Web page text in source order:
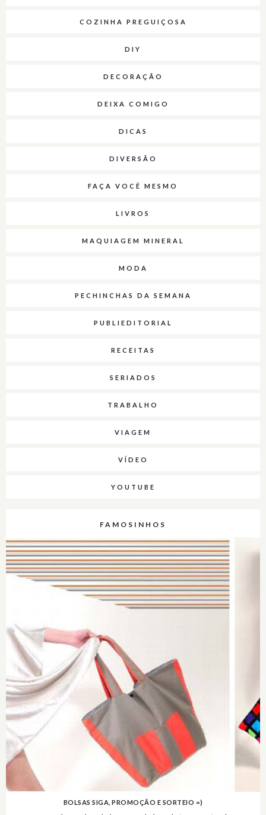
COZINHA PREGUIÇOSA
DIY
DECORAÇÃO
DEIXA COMIGO
DICAS
DIVERSÃO
FAÇA VOCÊ MESMO
LIVROS
MAQUIAGEM MINERAL
MODA
PECHINCHAS DA SEMANA
PUBLIEDITORIAL
RECEITAS
SERIADOS
TRABALHO
VIAGEM
VÍDEO
YOUTUBE
FAMOSINHOS
BOLSAS SIGA, PROMOÇÃO E SORTEIO =)